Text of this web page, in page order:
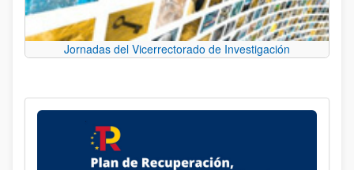
Jornadas del Vicerrectorado de Investigación